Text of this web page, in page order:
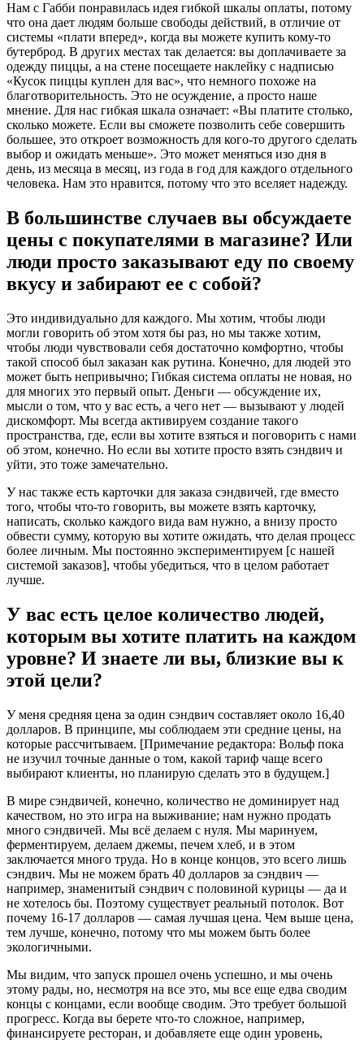
Нам с Габби понравилась идея гибкой шкалы оплаты, потому
что она дает людям больше свободы действий, в отличие от
системы «плати вперед», когда вы можете купить кому-то
бутерброд. В других местах так делается: вы доплачиваете за
одежду пиццы, а на стене посещаете наклейку с надписью
«Кусок пиццы куплен для вас», что немного похоже на
благотворительность. Это не осуждение, а просто наше
мнение. Для нас гибкая шкала означает: «Вы платите столько,
сколько можете. Если вы сможете позволить себе совершить
большее, это откроет возможность для кого-то другого сделать
выбор и ожидать меньше». Это может меняться изо дня в
день, из месяца в месяц, из года в год для каждого отдельного
человека. Нам это нравится, потому что это вселяет надежду.
В большинстве случаев вы обсуждаете
цены с покупателями в магазине? Или
люди просто заказывают еду по своему
вкусу и забирают ее с собой?
Это индивидуально для каждого. Мы хотим, чтобы люди
могли говорить об этом хотя бы раз, но мы также хотим,
чтобы люди чувствовали себя достаточно комфортно, чтобы
такой способ был заказан как рутина. Конечно, для людей это
может быть непривычно; Гибкая система оплаты не новая, но
для многих это первый опыт. Деньги — обсуждение их,
мысли о том, что у вас есть, а чего нет — вызывают у людей
дискомфорт. Мы всегда активируем создание такого
пространства, где, если вы хотите взяться и поговорить с нами
об этом, конечно. Но если вы хотите просто взять сэндвич и
уйти, это тоже замечательно.
У нас также есть карточки для заказа сэндвичей, где вместо
того, чтобы что-то говорить, вы можете взять карточку,
написать, сколько каждого вида вам нужно, а внизу просто
обвести сумму, которую вы хотите ожидать, что делая процесс
более личным. Мы постоянно экспериментируем [с нашей
системой заказов], чтобы убедиться, что в целом работает
лучше.
У вас есть целое количество людей,
которым вы хотите платить на каждом
уровне? И знаете ли вы, близкие вы к
этой цели?
У меня средняя цена за один сэндвич составляет около 16,40
долларов. В принципе, мы соблюдаем эти средние цены, на
которые рассчитываем. [Примечание редактора: Вольф пока
не изучил точные данные о том, какой тариф чаще всего
выбирают клиенты, но планирую сделать это в будущем.]
В мире сэндвичей, конечно, количество не доминирует над
качеством, но это игра на выживание; нам нужно продать
много сэндвичей. Мы всё делаем с нуля. Мы маринуем,
ферментируем, делаем джемы, печем хлеб, и в этом
заключается много труда. Но в конце концов, это всего лишь
сэндвич. Мы не можем брать 40 долларов за сэндвич —
например, знаменитый сэндвич с половиной курицы — да и
не хотелось бы. Поэтому существует реальный потолок. Вот
почему 16-17 долларов — самая лучшая цена. Чем выше цена,
тем лучше, конечно, потому что мы можем быть более
экологичными.
Мы видим, что запуск прошел очень успешно, и мы очень
этому рады, но, несмотря на все это, мы все еще едва сводим
концы с концами, если вообще сводим. Это требует большой
прогресс. Когда вы берете что-то сложное, например,
финансируете ресторан, и добавляете еще один уровень,